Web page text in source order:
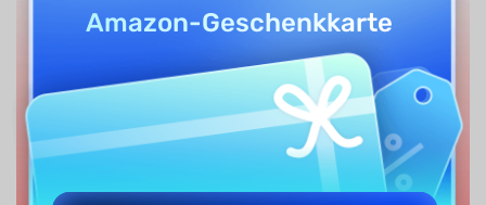
Amazon-Geschenkkarte